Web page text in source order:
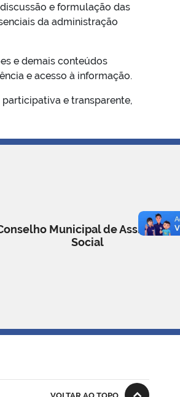
e formulação das
da administração
e demais conteúdos
e acesso à informação.
e transparente,
Municipal de Assistência
Social